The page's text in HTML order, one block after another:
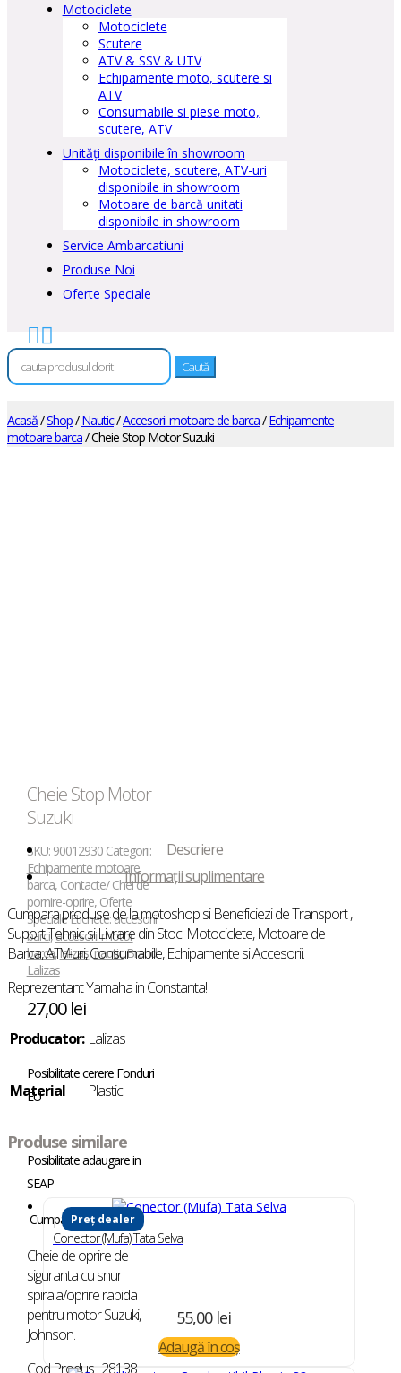
Motociclete
Motociclete
Scutere
ATV & SSV & UTV
Echipamente moto, scutere si
ATV
Consumabile si piese moto,
scutere, ATV
Unități disponibile în showroom
Motociclete, scutere, ATV-uri
disponibile in showroom
Motoare de barcă unitati
disponibile in showroom
Service Ambarcatiuni
Produse Noi
Oferte Speciale
 
Caută
după:
Acasă/Shop/Nautic/Accesorii motoare de barca/Echipamente
motoare barca/ Cheie Stop Motor Suzuki
Cheie Stop Motor
Suzuki
SKU: 90012930 Categorii:
Echipamente motoare
barca, Contacte/ Chei de
pornire-oprire, Oferte
SpecialeEtichete:accesorii
barci,accesorii motor
barca,lalizas,nauticBrand:
Lalizas
27,00lei
Posibilitate cerere Fonduri
EU
Posibilitate adaugare in
SEAP
Cumpara in rate
Cheie de oprire de
siguranta cu snur
spirala/oprire rapida
pentru motor Suzuki,
Johnson.
Cod Produs : 28138
Descriere
Informații suplimentare
Cumpara produse de la motoshop si Beneficiezi de Transport ,
Suport Tehnic si Livrare din Stoc! Motociclete, Motoare de
Barca, ATV-uri, Consumabile, Echipamente si Accesorii.
Reprezentant Yamaha in Constanta!
Producator: Lalizas
Material Plastic
Produse similare
Preț dealer
Conector (Mufa) Tata Selva
55,00 lei
Adaugă în coș